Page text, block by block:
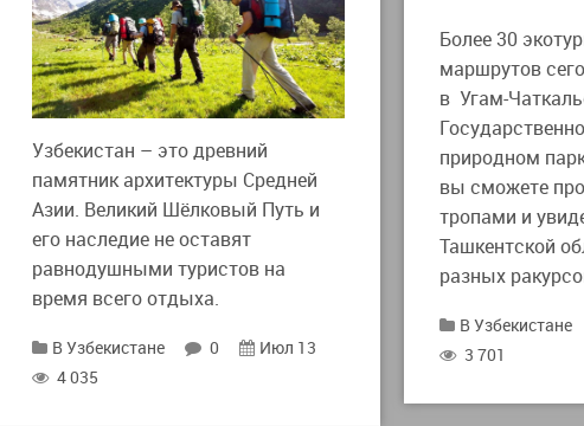
Узбекистан – это древний
памятник архитектуры Средней
Азии. Великий Шёлковый Путь и
его наследие не оставят
равнодушными туристов на
время всего отдыха.
В Узбекистане 0
Июл 13
4 035
Более 30
маршрутов
в Угам-
природном
вы сможете
тропами и
Ташкентской
разных
В Узбекистане
3 701